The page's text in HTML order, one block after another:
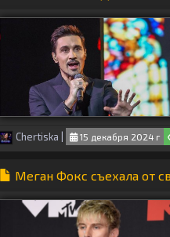
Chertiska | 15 декабря 2024 г
Меган Фокс съехала от